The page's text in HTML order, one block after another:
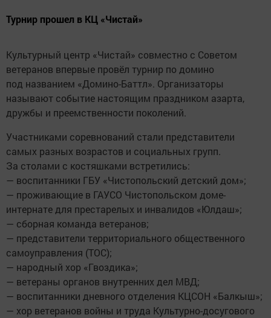
Турнир прошел в КЦ «Чистай»
Культурный центр «Чистай» совместно с Советом
ветеранов впервые провёл турнир по домино
под названием «Домино-Баттл». Организаторы
называют событие настоящим праздником азарта,
дружбы и преемственности поколений.
Участниками соревнований стали представители
самых разных возрастов и социальных групп.
За столами с костяшками встретились:
— воспитанники ГБУ «Чистопольский детский дом»;
— проживающие в ГАУСО Чистопольском доме-
интернате для престарелых и инвалидов «Юлдаш»;
— сборная команда ветеранов;
— представители территориального общественного
самоуправления (ТОС);
— народный хор «Гвоздика»;
— ветераны органов внутренних дел МВД;
— воспитанники дневного отделения КЦСОН «Балкыш»;
— хор ветеранов войны и труда Культурно-досугового